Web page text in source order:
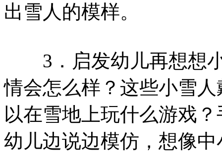
出雪人的模样。
3．启发幼儿再想想小
情会怎么样？这些小雪
以在雪地上玩什么游戏
幼儿边说边模仿，想像